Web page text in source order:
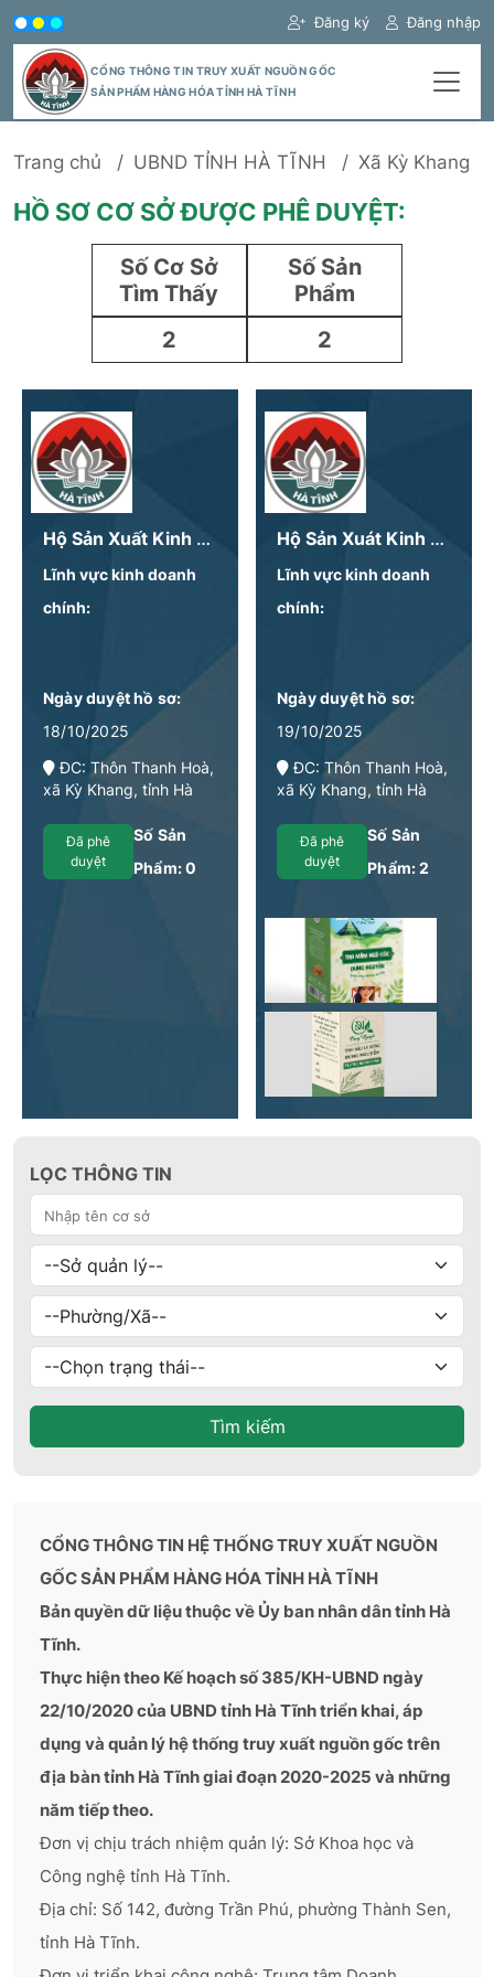
Đăng ký Đăng nhập
CỔNG THÔNG TIN TRUY XUẤT NGUỒN GỐC
SẢN PHẨM HÀNG HÓA TỈNH HÀ TĨNH
Trang chủ UBND TỈNH HÀ TĨNH Xã Kỳ Khang
HỒ SƠ CƠ SỞ ĐƯỢC PHÊ DUYỆT:
Số Cơ Sở
Tìm Thấy
2
Số Sản
Phẩm
2
Hộ Sản Xuất Kinh Doanh Nguyễn Thị Thuỳ Dung
Lĩnh vực kinh doanh
chính:
Ngày duyệt hồ sơ:
18/10/2025
ĐC: Thôn Thanh Hoà,
xã Kỳ Khang, tỉnh Hà
Đã phê
duyệt
Số Sản
Phẩm:0
Hộ Sản Xuát Kinh Doanh Nguyễn Thị Thuỳ Dung
Lĩnh vực kinh doanh
chính:
Ngày duyệt hồ sơ:
19/10/2025
ĐC: Thôn Thanh Hoà,
xã Kỳ Khang, tỉnh Hà
Đã phê
duyệt
Số Sản
Phẩm:2
LỌC THÔNG TIN
Tìm kiếm
CỔNG THÔNG TIN HỆ THỐNG TRUY XUẤT NGUỒN
GỐC SẢN PHẨM HÀNG HÓA TỈNH HÀ TĨNH
Bản quyền dữ liệu thuộc về Ủy ban nhân dân tỉnh Hà
Tĩnh.
Thực hiện theo Kế hoạch số 385/KH-UBND ngày
22/10/2020 của UBND tỉnh Hà Tĩnh triển khai, áp
dụng và quản lý hệ thống truy xuất nguồn gốc trên
địa bàn tỉnh Hà Tĩnh giai đoạn 2020-2025 và những
năm tiếp theo.
Đơn vị chịu trách nhiệm quản lý: Sở Khoa học và
Công nghệ tỉnh Hà Tĩnh.
Địa chỉ: Số 142, đường Trần Phú, phường Thành Sen,
tỉnh Hà Tĩnh.